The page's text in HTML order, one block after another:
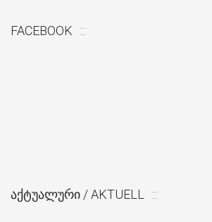
FACEBOOK
ᲐᲥᲢᲣᲐᲚᲣᲠᲘ / AKTUELL